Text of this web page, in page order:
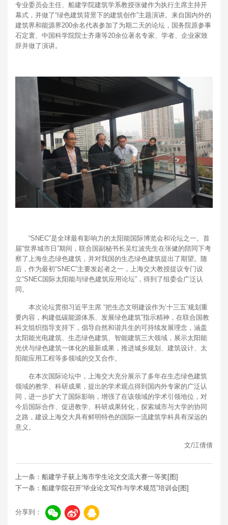
专业委员会主任、船建学院建筑学系教授张健作为执行主席主持开
幕式，并做了“绿色建筑背景下的建筑创作”主题演讲。来自国内外的
建筑界和能源界200余名代表参加了为期二天的论坛，国务院原参事
石定寰、中国科学院院士齐康等20余位著名专家、学者、企业家致
辞并做了演讲。
“SNEC”是全球最有影响力的太阳能国际博览会和论坛之一。首
届“世界城市日”期间，联合国副秘书长吴红波先生在张健的陪同下考
察了上海生态绿色建筑，并对我国的生态绿色建筑提出了期望。随
后，作为最初“SNEC”主要发起者之一，上海交大教授提议专门设
立“SNEC国际太阳能与绿色建筑应用论坛”，得到了组委会广泛认
同。
本次论坛贯彻习近平主席 “把生态文明建设作为‘十三五’规划重
要内容，构建低碳能源体系、发展绿色建筑”指示精神，在联合国教
科文组织指导支持下，倡导自然和谐共生的可持续发展理念，涵盖
太阳能光电建筑、生态绿色建筑、智能建筑三大领域，展示太阳能
光伏与绿色建筑一体化的最新成果，推进城乡规划、建筑设计、太
阳能应用工程等多领域的交叉合作。
在本次国际论坛中，上海交大充分展示了多年在生态绿色建筑
领域的教学、科研成果，提出的学术观点得到国内外专家的广泛认
同，进一步扩大了国际影响，增强了在该领域的学术引领地位，对
今后国际合作、促进教学、科研成果转化，探索城市与大学的协同
之路，建设上海交大具有鲜明特色的国际一流建筑学科具有深远的
意义。
文/江倩倩
上一条：船建学子获上海市学生论文交流大赛一等奖[图]
下一条：船建学院召开“毕业论文写作与学术规范”培训会[图]
分享到：